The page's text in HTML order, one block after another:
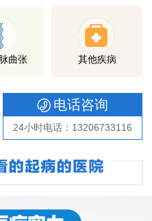
曲张 其他疾病
电话咨询
24小时电话：13206733116